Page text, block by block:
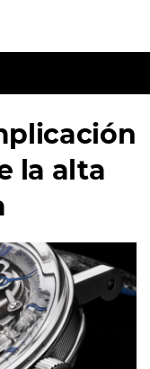
la alta